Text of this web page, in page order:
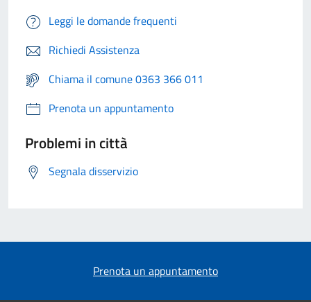
Leggi le domande frequenti
Richiedi Assistenza
Chiama il comune 0363 366 011
Prenota un appuntamento
Problemi in città
Segnala disservizio
Prenota un appuntamento